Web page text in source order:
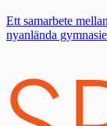
Ett samarbete
nyanlända